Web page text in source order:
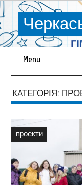
Menu
КАТЕГОРІЯ:
проекти